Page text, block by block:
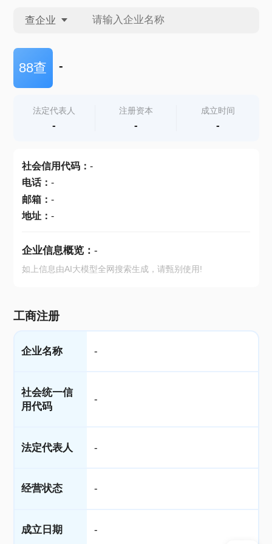
查企业
查企业
查产地
88查 -
法定代表人
-
注册资本
-
成立时间
-
社会信用代码： -
电话： -
邮箱： -
地址： -
企业信息概览： -
如上信息由AI大模型全网搜索生成，请甄别使用!
工商注册
企业名称 -
社会统一信
用代码
-
法定代表人 -
经营状态 -
成立日期 -